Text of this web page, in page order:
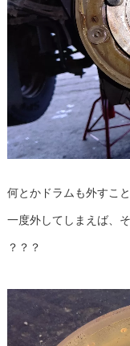
何とかドラムも外すこ
一度外してしまえば、
？？？